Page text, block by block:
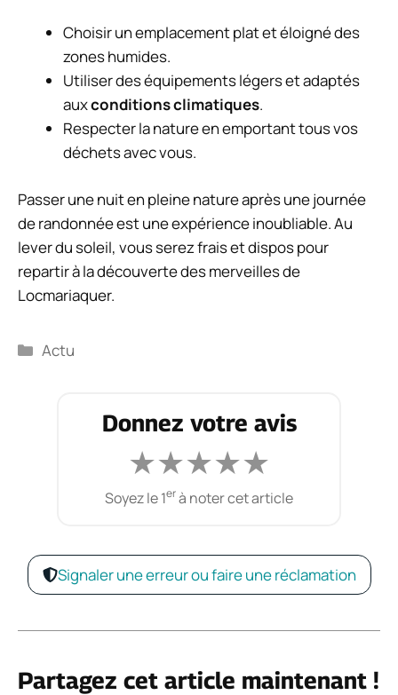
Choisir un emplacement plat et éloigné des
zones humides.
Utiliser des équipements légers et adaptés
auxconditions climatiques.
Respecter la nature en emportant tous vos
déchets avec vous.
Passer une nuit en pleine nature après une journée
de randonnée est une expérience inoubliable. Au
lever du soleil, vous serez frais et dispos pour
repartir à la découverte des merveilles de
Locmariaquer.
Catégories
Actu
Donnez votre avis
★★★★★
Soyez le 1erà noter cet article
Signaler une erreur ou faire une réclamation
Partagez cet article maintenant !